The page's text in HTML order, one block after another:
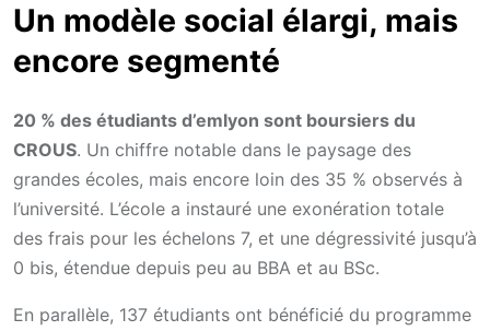
Un modèle social élargi, mais
encore segmenté
20 % des étudiants d’emlyon sont boursiers du
CROUS. Un chiffre notable dans le paysage des
grandes écoles, mais encore loin des 35 % observés à
l’université. L’école a instauré une exonération totale
des frais pour les échelons 7, et une dégressivité jusqu’à
0 bis, étendue depuis peu au BBA et au BSc.
En parallèle, 137 étudiants ont bénéficié du programme